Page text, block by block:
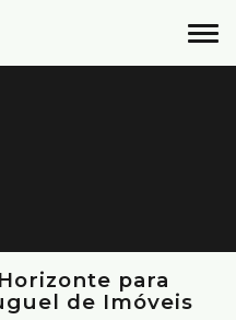
para
de Imóveis